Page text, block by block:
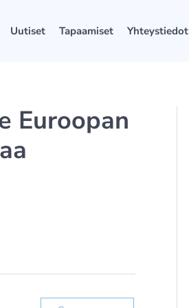
Uutiset Tapaamiset Yhteystiedot
Euroopan